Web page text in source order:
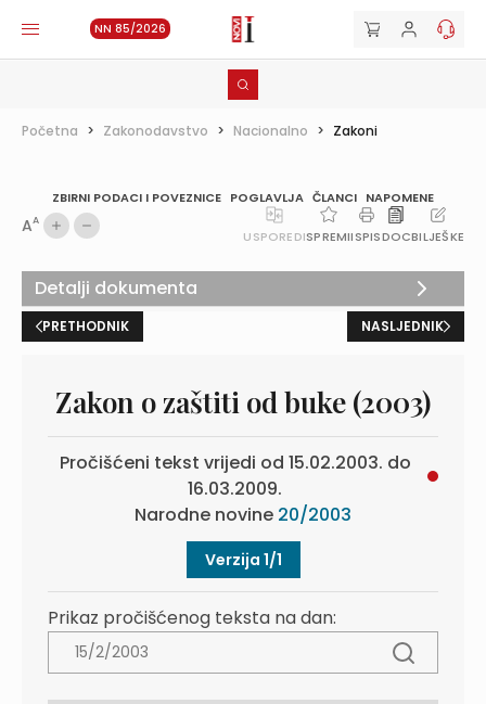
NN 85/2026
Početna > Zakonodavstvo > Nacionalno > Zakoni
ZBIRNI PODACI I POVEZNICE POGLAVLJA ČLANCI NAPOMENE
AA
USPOREDISPREMIISPISDOCBILJEŠKE
PRETHODNIK NASLJEDNIK
Zakon o zaštiti od buke (2003)
Pročišćeni tekst vrijedi od 15.02.2003. do
16.03.2009.
Narodne novine 20/2003
Verzija 1/1
Prikaz pročišćenog teksta na dan:
Detalji dokumenta